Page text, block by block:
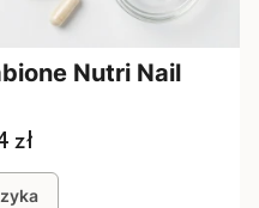
Nutri Nail
zł